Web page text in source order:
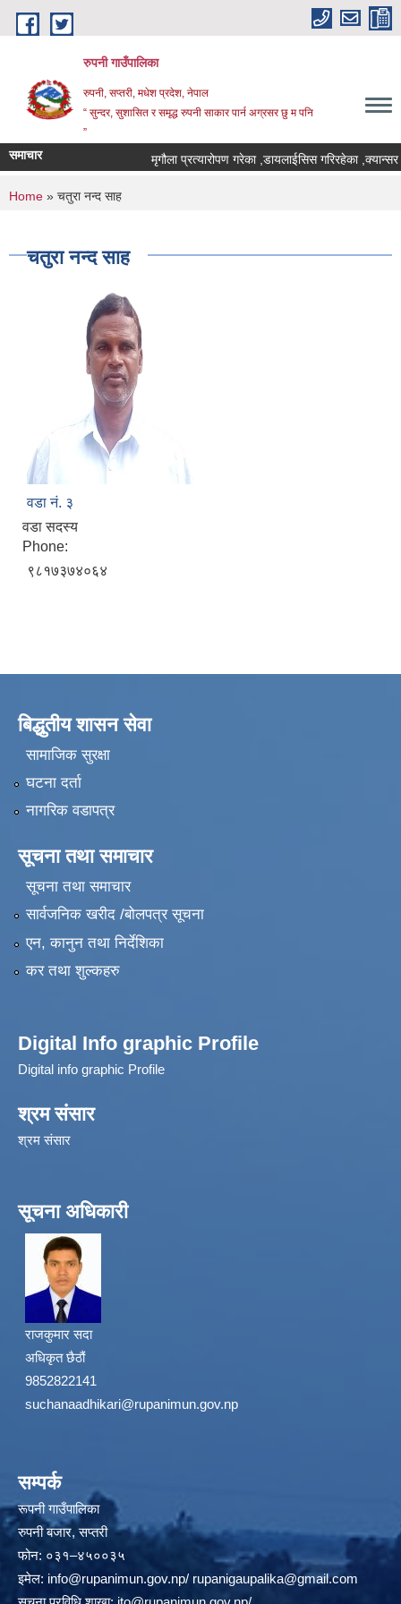
Skip to main content
रुपनी गाउँपालिका
रुपनी, सप्तरी, मधेश प्रदेश, नेपाल
“ सुन्दर, सुशासित र समृद्ध रुपनी साकार पार्न अग्रसर छु म पनि
”
समाचार मृगौला प्रत्यारोपण गरेका ,डायलाईसिस गरिरहेका
You are here
Home » चतुरा नन्द साह
चतुरा नन्द साह
वडा नं. ३
वडा सदस्य
Phone:
९८१७३७४०६४
बिद्धुतीय शासन सेवा
सामाजिक सुरक्षा
घटना दर्ता
नागरिक वडापत्र
सूचना तथा समाचार
सूचना तथा समाचार
सार्वजनिक खरीद /बोलपत्र सूचना
एन, कानुन तथा निर्देशिका
कर तथा शुल्कहरु
Digital Info graphic Profile
Digital info graphic Profile
श्रम संसार
श्रम संसार
सूचना अधिकारी
राजकुमार सदा
अधिकृत छैठौं
9852822141
suchanaadhikari@rupanimun.gov.np
सम्पर्क
रूपनी गाउँपालिका
रुपनी बजार, सप्तरी
फोन: ०३१–४५००३५
इमेल: info@rupanimun.gov.np/ rupanigaupalika@gmail.com